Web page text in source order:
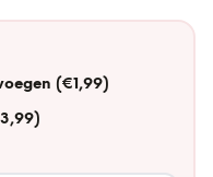
(€1,99)